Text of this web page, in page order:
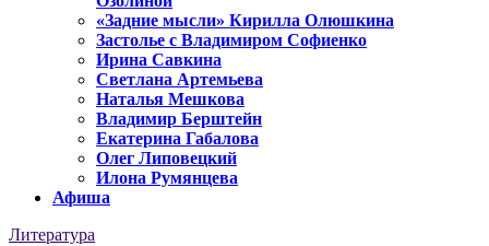
«Задние мысли» Кирилла Олюшкина
Застолье с Владимиром Софиенко
Ирина Савкина
Светлана Артемьева
Наталья Мешкова
Владимир Берштейн
Екатерина Габалова
Олег Липовецкий
Илона Румянцева
Афиша
Литература